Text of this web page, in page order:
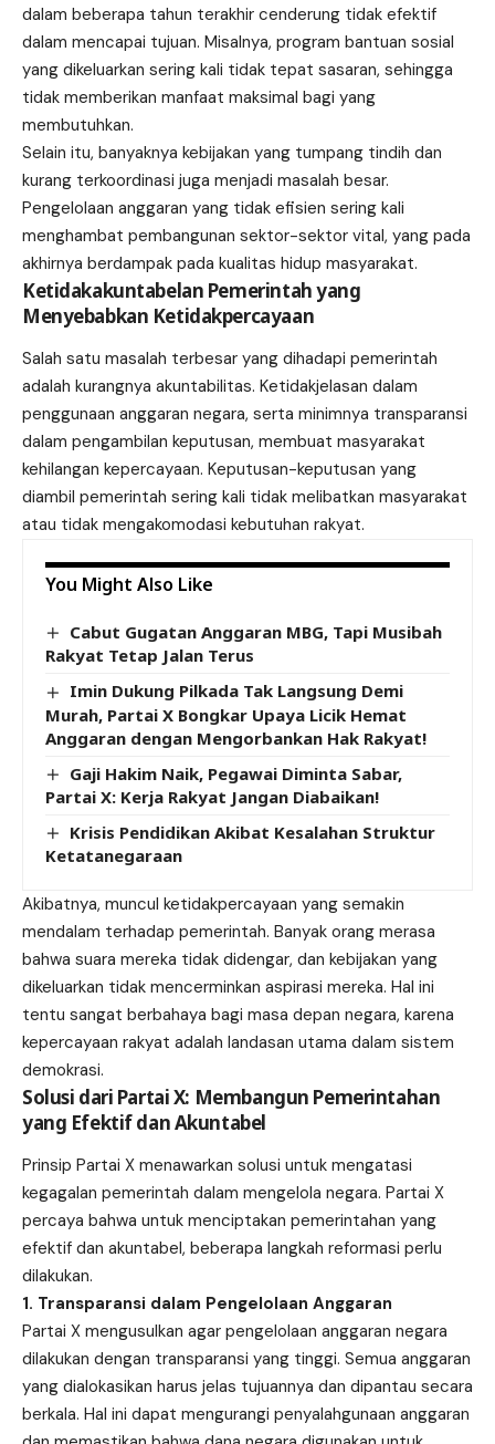
dalam beberapa tahun terakhir cenderung tidak efektif
dalam mencapai tujuan. Misalnya, program bantuan sosial
yang dikeluarkan sering kali tidak tepat sasaran, sehingga
tidak memberikan manfaat maksimal bagi yang
membutuhkan.
Selain itu, banyaknya kebijakan yang tumpang tindih dan
kurang terkoordinasi juga menjadi masalah besar.
Pengelolaan anggaran yang tidak efisien sering kali
menghambat pembangunan sektor-sektor vital, yang pada
akhirnya berdampak pada kualitas hidup masyarakat.
Ketidakakuntabelan Pemerintah yang
Menyebabkan Ketidakpercayaan
Salah satu masalah terbesar yang dihadapi pemerintah
adalah kurangnya akuntabilitas. Ketidakjelasan dalam
penggunaan anggaran negara, serta minimnya transparansi
dalam pengambilan keputusan, membuat masyarakat
kehilangan kepercayaan. Keputusan-keputusan yang
diambil pemerintah sering kali tidak melibatkan masyarakat
atau tidak mengakomodasi kebutuhan rakyat.
You Might Also Like
Cabut Gugatan Anggaran MBG, Tapi Musibah
Rakyat Tetap Jalan Terus
Imin Dukung Pilkada Tak Langsung Demi
Murah, Partai X Bongkar Upaya Licik Hemat
Anggaran dengan Mengorbankan Hak Rakyat!
Gaji Hakim Naik, Pegawai Diminta Sabar,
Partai X: Kerja Rakyat Jangan Diabaikan!
Krisis Pendidikan Akibat Kesalahan Struktur
Ketatanegaraan
Akibatnya, muncul ketidakpercayaan yang semakin
mendalam terhadap pemerintah. Banyak orang merasa
bahwa suara mereka tidak didengar, dan kebijakan yang
dikeluarkan tidak mencerminkan aspirasi mereka. Hal ini
tentu sangat berbahaya bagi masa depan negara, karena
kepercayaan rakyat adalah landasan utama dalam sistem
demokrasi.
Solusi dari Partai X: Membangun Pemerintahan
yang Efektif dan Akuntabel
Prinsip Partai X menawarkan solusi untuk mengatasi
kegagalan pemerintah dalam mengelola negara. Partai X
percaya bahwa untuk menciptakan pemerintahan yang
efektif dan akuntabel, beberapa langkah reformasi perlu
dilakukan.
1. Transparansi dalam Pengelolaan Anggaran
Partai X mengusulkan agar pengelolaan anggaran negara
dilakukan dengan transparansi yang tinggi. Semua anggaran
yang dialokasikan harus jelas tujuannya dan dipantau secara
berkala. Hal ini dapat mengurangi penyalahgunaan anggaran